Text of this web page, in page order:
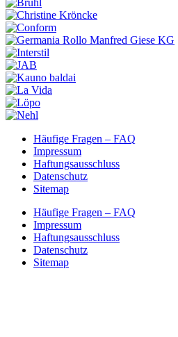
Häufige Fragen – FAQ
Impressum
Haftungsausschluss
Datenschutz
Sitemap
Häufige Fragen – FAQ
Impressum
Haftungsausschluss
Datenschutz
Sitemap